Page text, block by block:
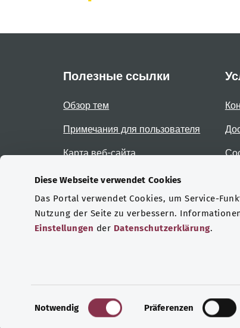
Diese Webseite verwendet Cookies
Das Portal verwendet Cookies, um Service-
Nutzung der Seite zu verbessern.
Einstellungen der Datenschutzerklärung.
Notwendig Präferenzen
Полезные ссылки
Обзор тем
Примечания для пользователя
Карта веб-сайта
Сертификаты
© 2026 Bundesministerium für